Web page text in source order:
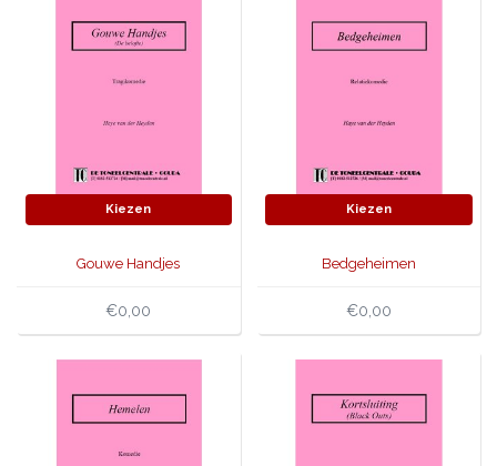
Kiezen
Gouwe Handjes
€0,00
Kiezen
Bedgeheimen
€0,00